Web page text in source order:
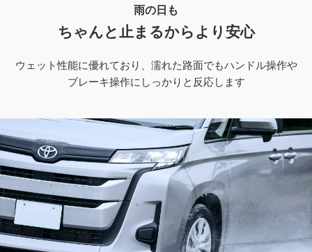
雨の日も
ちゃんと止まるからより安心
ウェット性能に優れており、濡れた路面でもハンドル操作や
ブレーキ操作にしっかりと反応します